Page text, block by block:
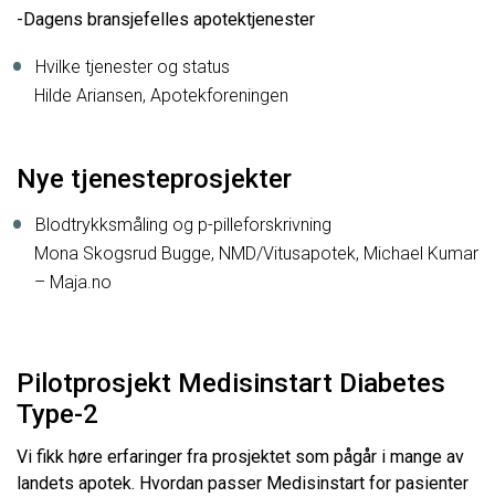
-Dagens bransjefelles apotektjenester
Hvilke tjenester og status
Hilde Ariansen, Apotekforeningen
Nye tjenesteprosjekter
Blodtrykksmåling og p-pilleforskrivning
Mona Skogsrud Bugge, NMD/Vitusapotek, Michael Kumar
– Maja.no
Pilotprosjekt Medisinstart Diabetes
Type-2
Vi fikk høre erfaringer fra prosjektet som pågår i mange av
landets apotek. Hvordan passer Medisinstart for pasienter